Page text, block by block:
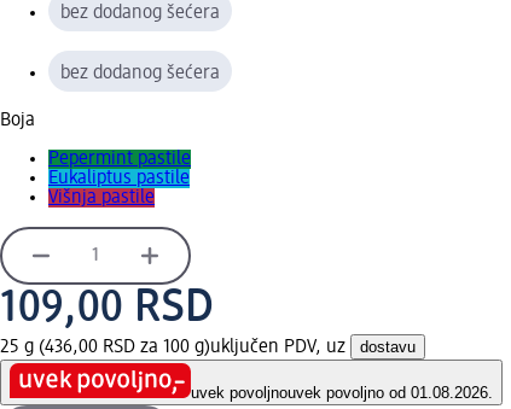
bez dodanog šećera
bez dodanog šećera
Boja
Pepermint pastile
Eukaliptus pastile
Višnja pastile
109,00 RSD
25 g (436,00 RSD za 100 g)uključen PDV, uz dostavu
uvek povoljnouvek povoljno od 01.08.2026.